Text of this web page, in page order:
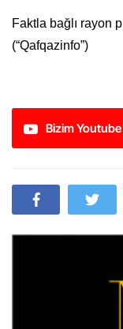
Faktla bağlı rayon
(“Qafqazinfo”)
Bizim Youtube